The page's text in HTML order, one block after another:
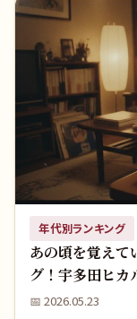
年代別ランキング
あの頃を覚えて
グ！宇多田ヒカ
曲たち
📅 2026.05.23